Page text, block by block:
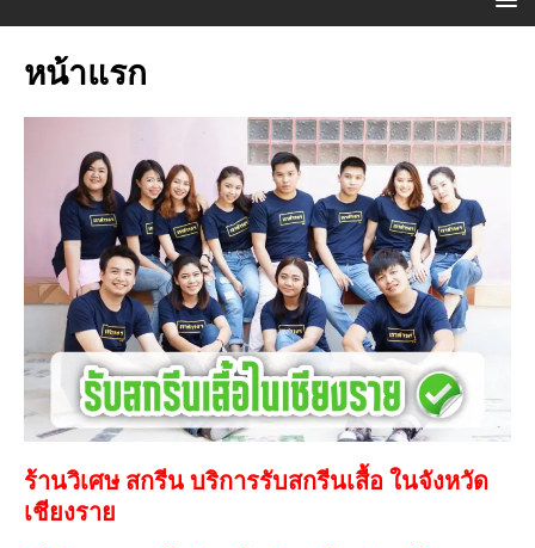
หน้าแรก
ร้านวิเศษ สกรีน บริการรับสกรีนเสื้อ ในจังหวัด
เชียงราย